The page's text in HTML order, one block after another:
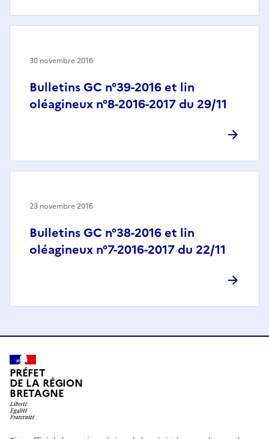
Bulletins GC n°39-2016 et lin
oléagineux n°8-2016-2017 du 29/11
30 novembre 2016
Bulletins GC n°38-2016 et lin
oléagineux n°7-2016-2017 du 22/11
23 novembre 2016
PRÉFET
DE LA RÉGION
BRETAGNE